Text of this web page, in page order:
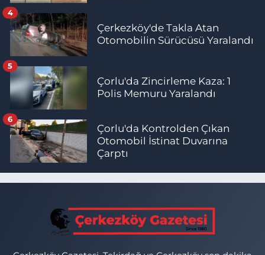
Çerkezköy'de Takla Atan
Otomobilin Sürücüsü Yaralandı
4
Çorlu'da Zincirleme Kaza: 1
Polis Memuru Yaralandı
5
Çorlu'da Kontrolden Çıkan
Otomobil İstinat Duvarına
Çarptı
6